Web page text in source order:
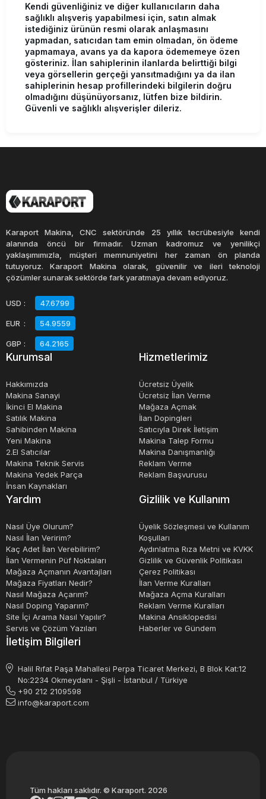
Kendi güvenliğiniz ve diğer kullanıcıların daha
sağlıklı alışveriş yapabilmesi için, satın almak
istediğiniz ürünün resmi olarak anlaşmasını
yapmadan, satıcıdan tam emin olmadan, ön ödeme
yapmamaya, avans ya da kapora ödememeye özen
gösteriniz. İlan sahiplerinin ilanlarda belirttiği bilgi
veya görsellerin gerçeği yansıtmadığını ya da ilan
sahiplerinin hesap profillerindeki bilgilerin doğru
olmadığını düşünüyorsanız, lütfen bize bildirin.
Güvenli ve sağlıklı alışverişler dileriz.
Karaport Makina, CNC sektöründe 25 yıllık tecrübesiyle kendi
alanında öncü bir firmadır. Uzman kadromuz ve yenilikçi
yaklaşımımızla, müşteri memnuniyetini her zaman ön planda
tutuyoruz. Karaport Makina olarak, güvenilir ve ileri teknoloji
çözümler sunarak sektörde fark yaratmaya devam ediyoruz.
USD : 47.6799
EUR : 54.9559
GBP : 64.2165
Kurumsal
Hakkımızda
Makina Sanayi
İkinci El Makina
Satılık Makina
Sahibinden Makina
Yeni Makina
2.El Satıcılar
Makina Teknik Servis
Makina Yedek Parça
İnsan Kaynakları
Hizmetlerimiz
Ücretsiz Üyelik
Ücretsiz İlan Verme
Mağaza Açmak
İlan Dopingleri
Satıcıyla Direk İletişim
Makina Talep Formu
Makina Danışmanlığı
Reklam Verme
Reklam Başvurusu
Yardım
Nasıl Üye Olurum?
Nasıl İlan Veririm?
Kaç Adet İlan Verebilirim?
İlan Vermenin Püf Noktaları
Mağaza Açmanın Avantajları
Mağaza Fiyatları Nedir?
Nasıl Mağaza Açarım?
Nasıl Doping Yaparım?
Site İçi Arama Nasıl Yapılır?
Servis ve Çözüm Yazıları
Gizlilik ve Kullanım
Üyelik Sözleşmesi ve Kullanım
Koşulları
Aydınlatma Rıza Metni ve KVKK
Gizlilik ve Güvenlik Politikası
Çerez Politikası
İlan Verme Kuralları
Mağaza Açma Kuralları
Reklam Verme Kuralları
Makina Ansiklopedisi
Haberler ve Gündem
İletişim Bilgileri
Halil Rıfat Paşa Mahallesi Perpa Ticaret Merkezi, B Blok Kat:12
No:2234 Okmeydanı - Şişli - İstanbul / Türkiye
+90 212 2109598
info@karaport.com
Tüm hakları saklıdır. © Karaport. 2026